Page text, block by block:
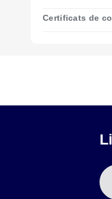
Certificats de